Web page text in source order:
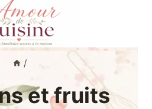
/
et fruits